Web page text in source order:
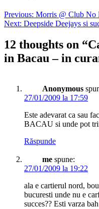
Previous: Morris @ Club No
Next: Deepside Deejays si
12 thoughts on “
in Bacau – in
Anonymous
27/01/2009 la 17:59
Este adevarat ca sau
BACAU si unde pot
Răspunde
me spune:
27/01/2009 la 19:22
ala e cartierul nord,
bucuresti unde nu e
succes?? Esti varza